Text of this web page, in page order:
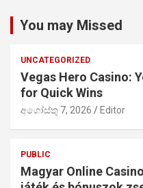
You may Missed
UNCATEGORIZED
Vegas Hero Casino:
for Quick Wins
අගෝස්තු 7, 2026 Editor
PUBLIC
Magyar Online